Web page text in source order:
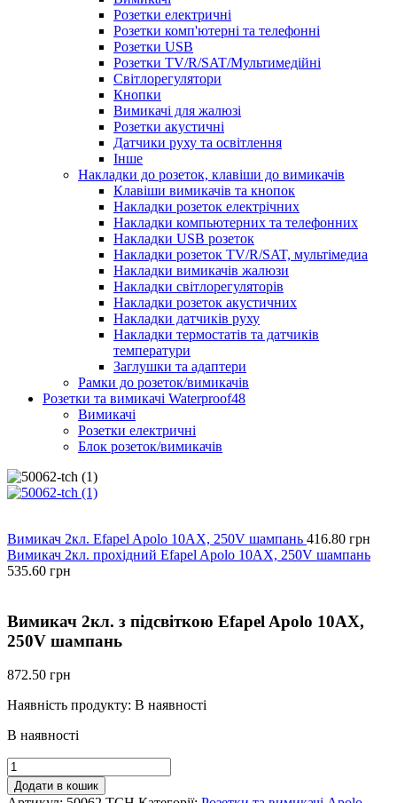
Розетки електричні
Розетки комп'ютерні та телефонні
Розетки USB
Розетки TV/R/SAT/Мультимедійні
Світлорегулятори
Кнопки
Вимикачі для жалюзі
Розетки акустичні
Датчики руху та освітлення
Інше
Накладки до розеток, клавіши до вимикачів
Клавіши вимикачів та кнопок
Накладки розеток електрічних
Накладки компьютерних та телефонних
Накладки USB розеток
Накладки розеток TV/R/SAT, мультімедиа
Накладки вимикачів жалюзи
Накладки світлорегуляторів
Накладки розеток акустичних
Накладки датчиків руху
Накладки термостатів та датчиків
температури
Заглушки та адаптери
Рамки до розеток/вимикачів
Розетки та вимикачі Waterproof48
Вимикачі
Розетки електричні
Блок розеток/вимикачів
Вимикач 2кл. Efapel Apolo 10АХ, 250V шампань 416.80 грн
Вимикач 2кл. прохідний Efapel Apolo 10АХ, 250V шампань
535.60 грн
Вимикач 2кл. з підсвіткою Efapel Apolo 10АХ,
250V шампань
872.50 грн
Наявність продукту: В наявності
В наявності
Вимикач
2кл.
з
Додати в кошик